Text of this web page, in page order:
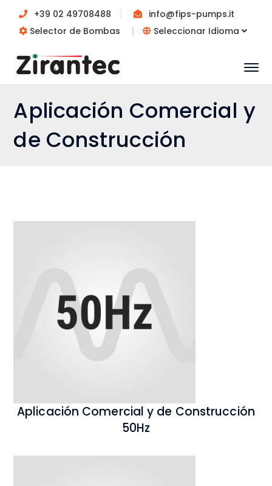
+39 02 49708488
info@fips-pumps.it
Selector de Bombas
| Seleccionar Idioma
Aplicación Comercial y
de Construcción
Aplicación Comercial y de Construcción
50Hz